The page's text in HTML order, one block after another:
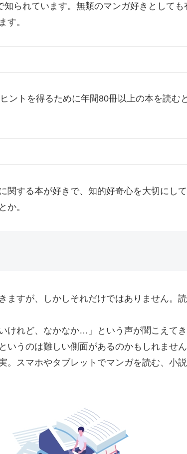
られています。無類のマンガ好きとして
す。
ントを得るために年間80冊以上の本を読
関する本が好きで、知的好奇心を大切にし
か。
すが、しかしそれだけではありません。
けれど、なかなか…」という声が聞こえて
うのは難しい側面があるのかもしれませ
スマホやタブレットでマンガを読む、小